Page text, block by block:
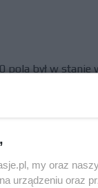
pola był w
coś było
wykluczyć z
my oraz
urządzeniu oraz